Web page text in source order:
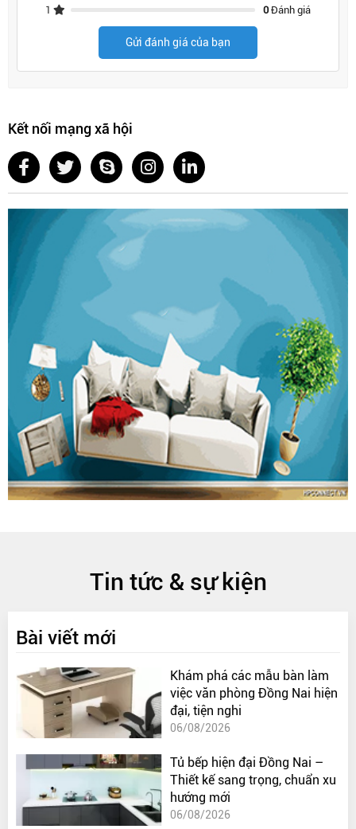
1 0Đánh giá
Gửi đánh giá của bạn
Kết nối mạng xã hội
Tin tức & sự kiện
Bài viết mới
Khám phá các mẫu bàn làm
việc văn phòng Đồng Nai hiện
đại, tiện nghi
06/08/2026
Tủ bếp hiện đại Đồng Nai –
Thiết kế sang trọng, chuẩn xu
hướng mới
06/08/2026